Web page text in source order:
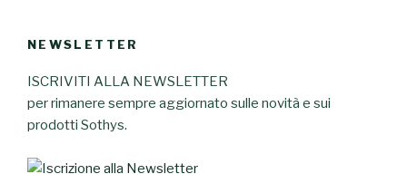
NEWSLETTER
ISCRIVITI ALLA NEWSLETTER
per rimanere sempre aggiornato sulle novità e sui
prodotti Sothys.